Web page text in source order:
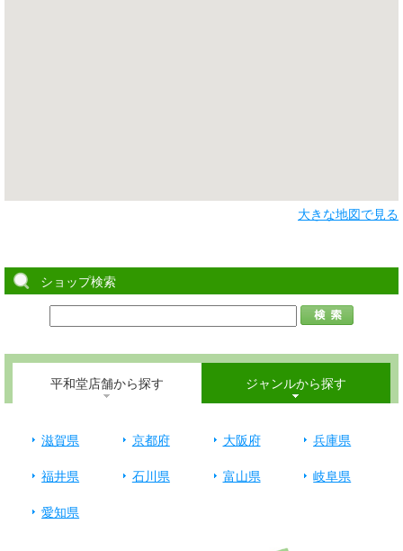
大きな地図で見る
ショップ検索
平和堂店舗から探す ジャンルから探す
滋賀県 京都府 大阪府
兵庫県
福井県
石川県 富山県
岐阜県
愛知県